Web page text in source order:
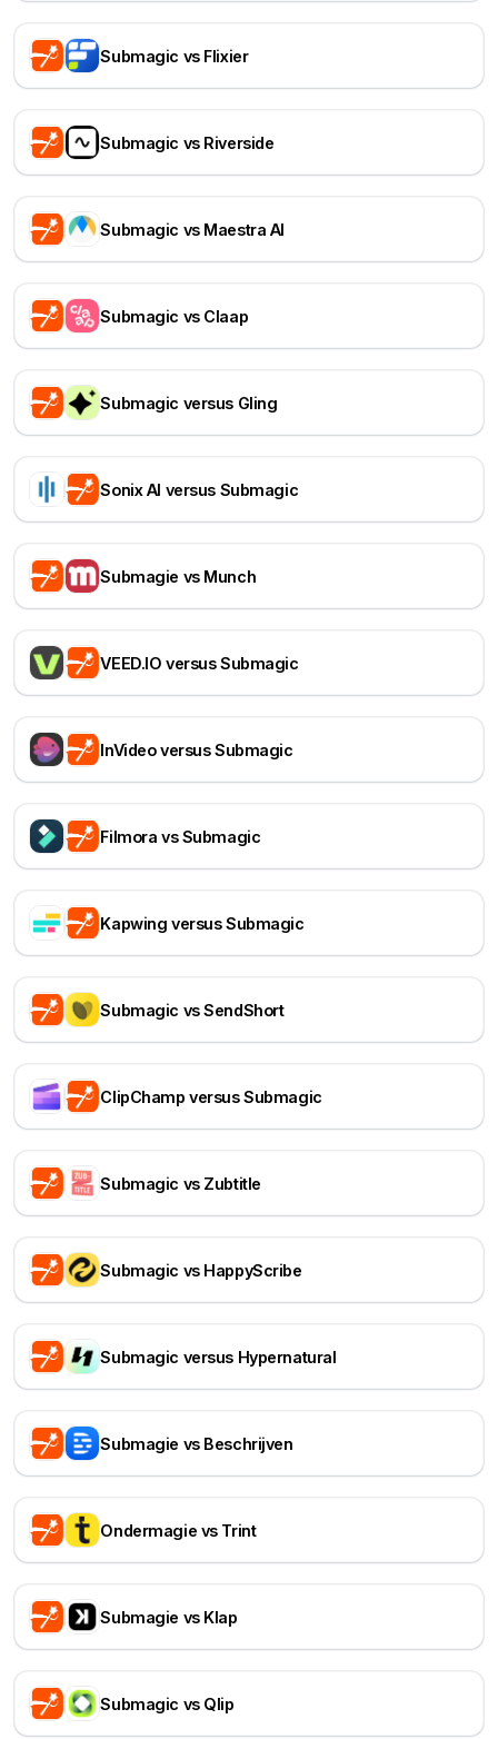
Submagic vs Flixier
Submagic vs Riverside
Submagic vs Maestra AI
Submagic vs Claap
Submagic versus Gling
Sonix AI versus Submagic
Submagie vs Munch
VEED.IO versus Submagic
InVideo versus Submagic
Filmora vs Submagic
Kapwing versus Submagic
Submagic vs SendShort
ClipChamp versus Submagic
Submagic vs Zubtitle
Submagic vs HappyScribe
Submagic versus Hypernatural
Submagie vs Beschrijven
Ondermagie vs Trint
Submagie vs Klap
Submagic vs Qlip